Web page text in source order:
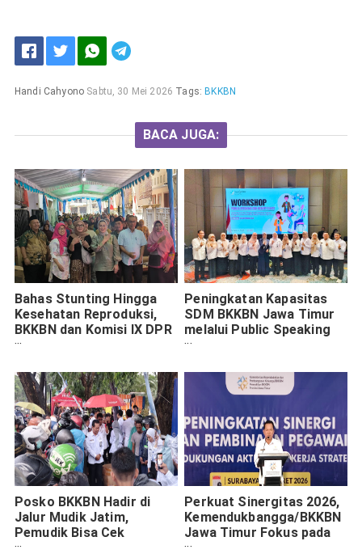
Handi Cahyono Sabtu, 30 Mei 2026 Tags: BKKBN
BACA JUGA:
Bahas Stunting Hingga
Kesehatan Reproduksi,
BKKBN dan Komisi IX DPR
RI Gelar Bangga Kencana
Peningkatan Kapasitas
SDM BKKBN Jawa Timur
melalui Public Speaking
dan Grooming
Posko BKKBN Hadir di
Jalur Mudik Jatim,
Pemudik Bisa Cek
Kesehatan Gratis di Rest
Perkuat Sinergitas 2026,
Kemendukbangga/BKKBN
Jawa Timur Fokus pada
Quick Wins